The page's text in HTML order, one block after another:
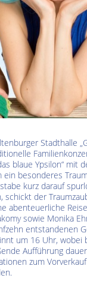
Stadthalle
blaue Ypsilon“ mit
besonderes
kurz darauf
der
abenteuerliche
sowie Monika
entstandenen
um 16 Uhr,
Aufführung
zum
Kultur im